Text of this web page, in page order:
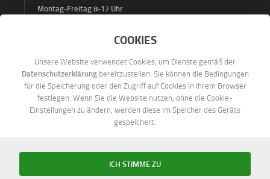
Montag-Freitag 8-17 Uhr
Eugen Weinbender
E-Mail:info@digitalalben24.de
2006-2026
COOKIES
Unsere Website verwendet Cookies, um Dienste gemäß der
Datenschutzerklärungbereitzustellen. Sie können die Bedingungen
für die Speicherung oder den Zugriff auf Cookies in Ihrem Browser
festlegen. Wenn Sie die Website nutzen, ohne die Cookie-
Einstellungen zu ändern, werden diese im Speicher des Geräts
gespeichert.
ICH STIMME ZU